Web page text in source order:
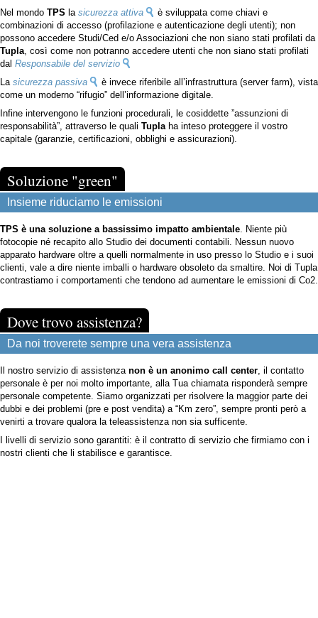
Nel mondo TPS la sicurezza attiva
è sviluppata come chiavi e
combinazioni di accesso (profilazione e autenticazione degli utenti); non
possono accedere Studi/Ced e/o Associazioni che non siano stati profilati da
Tupla, così come non potranno accedere utenti che non siano stati profilati
dal Responsabile del servizio
La sicurezza passiva
è invece riferibile all’infrastruttura (server farm), vista
come un moderno “rifugio” dell’informazione digitale.
Infine intervengono le funzioni procedurali, le cosiddette ”assunzioni di
responsabilità”, attraverso le quali Tuplaha inteso proteggere il vostro
capitale (garanzie, certificazioni, obblighi e assicurazioni).
Soluzione "green"
Insieme riduciamo le emissioni
TPS è una soluzione a bassissimo impatto ambientale. Niente più
fotocopie né recapito allo Studio dei documenti contabili. Nessun nuovo
apparato hardware oltre a quelli normalmente in uso presso lo Studio e i suoi
clienti, vale a dire niente imballi o hardware obsoleto da smaltire. Noi di Tupla
contrastiamo i comportamenti che tendono ad aumentare le emissioni di Co2.
Dove trovo assistenza?
Da noi troverete sempre una vera assistenza
Il nostro servizio di assistenzanon è un anonimo call center, il contatto
personale è per noi molto importante, alla Tua chiamata risponderà sempre
personale competente. Siamo organizzati per risolvere la maggior parte dei
dubbi e dei problemi (pre e post vendita) a “Km zero”, sempre pronti però a
venirti a trovare qualora la teleassistenza non sia sufficente.
I livelli di servizio sono garantiti: è il contratto di servizio che firmiamo con i
nostri clienti che li stabilisce e garantisce.